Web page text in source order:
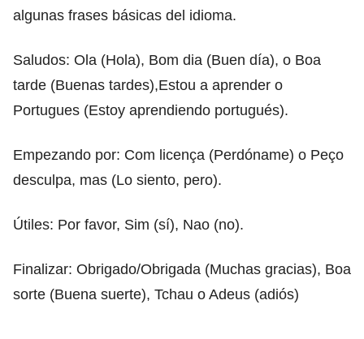
algunas frases básicas del idioma.
Saludos: Ola (Hola), Bom dia (Buen día), o Boa
tarde (Buenas tardes),Estou a aprender o
Portugues (Estoy aprendiendo portugués).
Empezando por: Com licença (Perdóname) o Peço
desculpa, mas (Lo siento, pero).
Útiles: Por favor, Sim (sí), Nao (no).
Finalizar: Obrigado/Obrigada (Muchas gracias), Boa
sorte (Buena suerte), Tchau o Adeus (adiós)